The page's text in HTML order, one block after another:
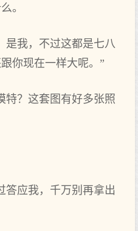
。
是我，不过这都是七八
你现在一样大呢。”
特？这套图有好多张照
答应我，千万别再拿出